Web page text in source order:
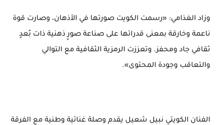
وزاد الغذامي: «رسمت الكويت صورتها في الأذهان، وصارت قوة
ناعمة وخارقة بمعنى قدراتها على صناعة صورٍ ذهنية ذات بُعدٍ
ثقافي جاد ومحفز. وتعززت الرمزية الثقافية مع التوالي
والتعاقب وجودة المحتوى».
الفنان الكويتي نبيل شعيل يقدم وصلة غنائية وطنية مع الفرقة